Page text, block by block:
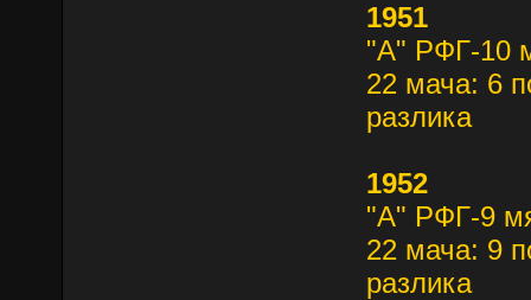
1951
"А" РФГ-10
22 мача: 6
разлика
1952
"А" РФГ-9
22 мача: 9
разлика